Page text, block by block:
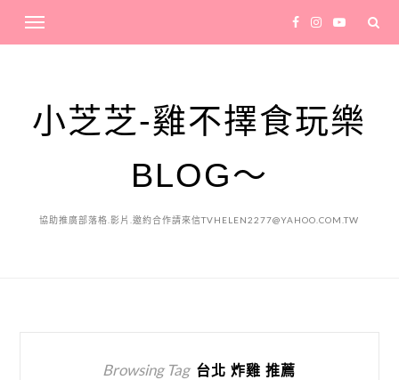
小芝芝-雞不擇食玩樂
BLOG～
協助推廣部落格.影片.邀約合作請來信TVHELEN2277@YAHOO.COM.TW
Browsing Tag 台北 炸雞 推薦